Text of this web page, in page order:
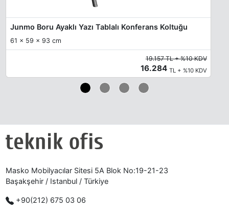
Junmo Boru Ayaklı Yazı Tablalı Konferans Koltuğu
61 x 59 x 93 cm
19.157 TL + %10 KDV
16.284 TL + %10 KDV
Masko Mobilyacılar Sitesi 5A Blok No:19-21-23
Başakşehir / Istanbul / Türkiye
+90(212) 675 03 06